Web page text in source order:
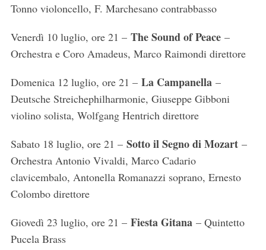
Tonno violoncello, F. Marchesano contrabbasso
Venerdì 10 luglio, ore 21 – The Sound of Peace–
Orchestra e Coro Amadeus, Marco Raimondi direttore
Domenica 12 luglio, ore 21 – La Campanella–
Deutsche Streichephilharmonie, Giuseppe Gibboni
violino solista, Wolfgang Hentrich direttore
Sabato 18 luglio, ore 21 – Sotto il Segno di Mozart–
Orchestra Antonio Vivaldi, Marco Cadario
clavicembalo, Antonella Romanazzi soprano, Ernesto
Colombo direttore
Giovedì 23 luglio, ore 21 – Fiesta Gitana– Quintetto
Pucela Brass